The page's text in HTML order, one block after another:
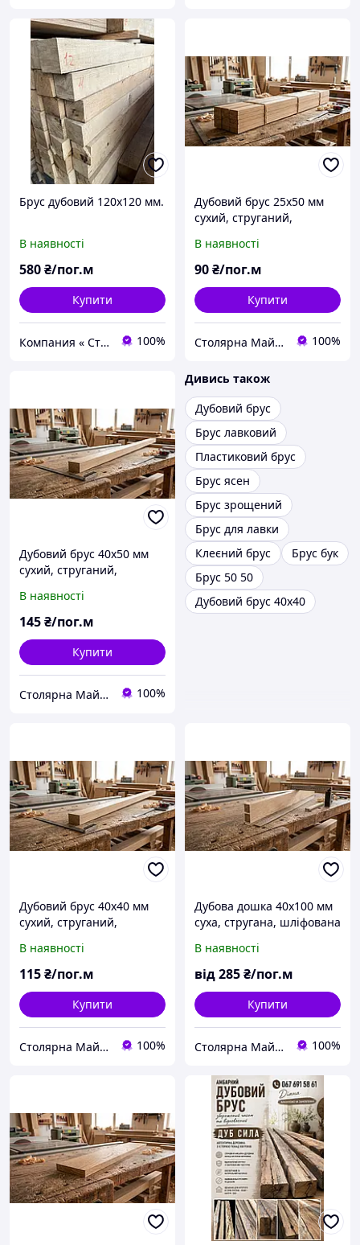
Брус дубовий 120х120 мм.
В наявності
580₴/пог.м
Купити
Компания « Строй Мастер » 100%
Дубовий брус 25х50 мм
сухий, струганий,
В наявності
90₴/пог.м
Купити
Столярна Майстерня UA 100%
Дубовий брус 40х50 мм
сухий, струганий,
В наявності
145₴/пог.м
Купити
Столярна Майстерня UA 100%
Дивись також
Дубовий брус
Брус лавковий
Пластиковий брус
Брус ясен
Брус зрощений
Брус для лавки
Клеєний брус
Брус бук
Брус 50 50
Дубовий брус 40х40
Дубовий брус 40х40 мм
сухий, струганий,
В наявності
115₴/пог.м
Купити
Столярна Майстерня UA 100%
Дубова дошка 40х100 мм
суха, стругана, шліфована
В наявності
від285₴/пог.м
Купити
Столярна Майстерня UA 100%